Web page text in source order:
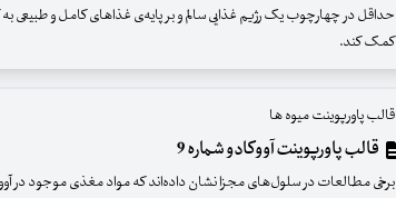
حداقل در چهارچوب یک رژیم غذایی سالم و بر پایه‌ی غذاهای کامل و طبیعی
کمک کند.
قالب پاورپوینت میوه ها
قالب پاورپوینت آووکادو شماره 9
برخی مطالعات در سلول‌های مجزا نشان داده‌اند که مواد مغذی موجود در